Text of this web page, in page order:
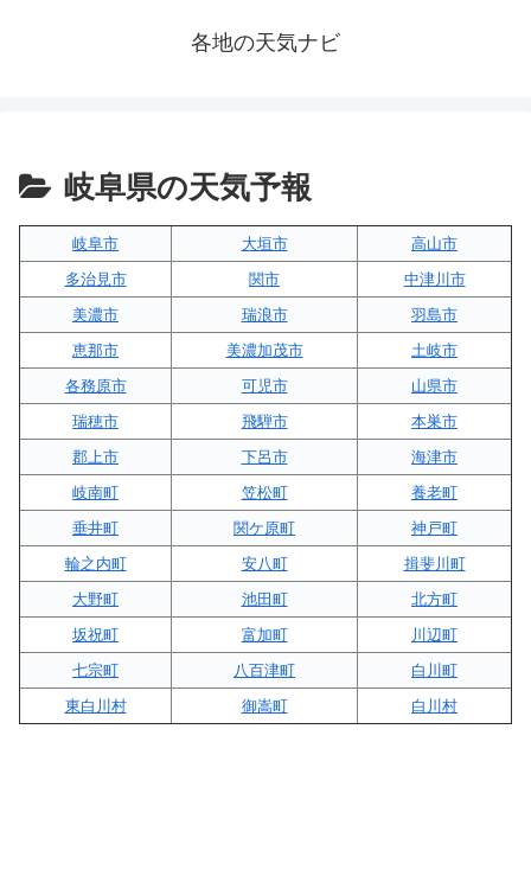
各地の天気ナビ
岐阜県の天気予報
岐阜市 大垣市
高山市
多治見市
関市
中津川市
美濃市
瑞浪市
羽島市
恵那市
美濃加茂市
土岐市
各務原市
可児市
山県市
瑞穂市
飛騨市
本巣市
郡上市
下呂市
海津市
岐南町
笠松町
養老町
垂井町
関ケ原町
神戸町
輪之内町
安八町
揖斐川町
大野町
池田町
北方町
坂祝町
富加町
川辺町
七宗町
八百津町
白川町
東白川村
御嵩町 白川村